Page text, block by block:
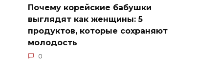
Почему корейские бабушки
выглядят как женщины: 5
продуктов, которые сохраняют
молодость
0